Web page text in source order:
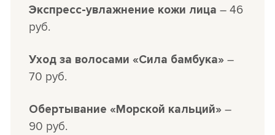
Экспресс-увлажнение кожи лица –46
руб.
Уход за волосами «Сила бамбука» –
70 руб.
Обертывание «Морской кальций» –
90 руб.